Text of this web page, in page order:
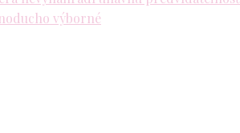
výborné